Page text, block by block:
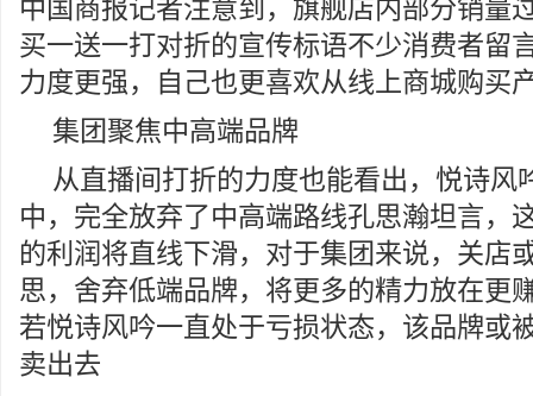
中国商报记者注意到，旗舰店内部分销量
买一送一打对折的宣传标语不少消费者留
力度更强，自己也更喜欢从线上商城购买
集团聚焦中高端品牌
从直播间打折的力度也能看出，悦诗风
中，完全放弃了中高端路线孔思瀚坦言，
的利润将直线下滑，对于集团来说，关店
思，舍弃低端品牌，将更多的精力放在更
若悦诗风吟一直处于亏损状态，该品牌或
卖出去